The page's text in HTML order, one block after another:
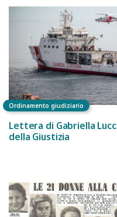
Ordinamento giudiziario
Lettera di Gabriella
della Giustizia